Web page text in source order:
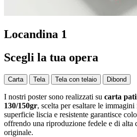
Locandina 1
Scegli la tua opera
Carta Tela Tela con telaio Dibond
I nostri poster sono realizzati su carta
130/150gr, scelta per esaltare le
superficie liscia e resistente garantisce
offrendo una riproduzione fedele e di alta
originale.